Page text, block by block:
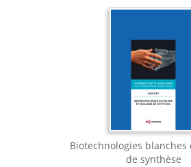
Biotechnologies blanches
de synthèse